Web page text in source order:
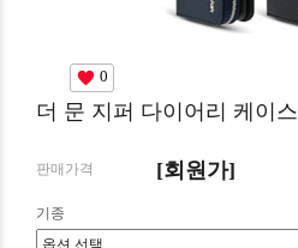
0
더 문 지퍼 다이어리 케이스
판매가격 [회원가]
기종